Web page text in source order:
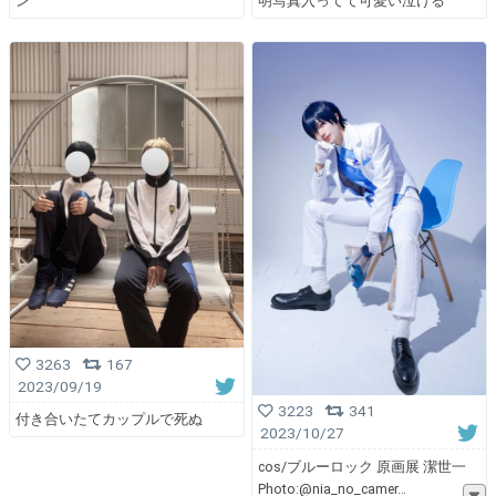
3263
167
2023/09/19
付き合いたてカップルで死ぬ 3223
341
2023/10/27
cos/ブルーロック 原画展 潔世一
Photo:@nia_no_camer